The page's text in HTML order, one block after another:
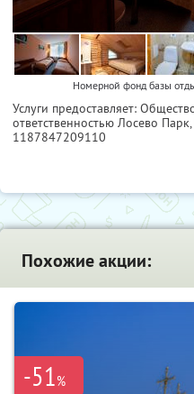
Номерной фонд базы
Услуги предоставляет:
ответственностью Лосево Парк,
1187847209110
Похожие акции:
-51%